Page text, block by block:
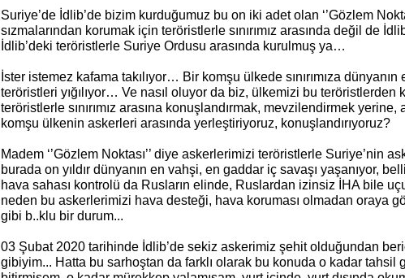
Suriye’de İdlib’de bizim kurduğumuz bu on iki adet olan ‘’Gözlem
sızmalarından korumak için teröristlerle sınırımız arasında değil de
İdlib’deki teröristlerle Suriye Ordusu arasında kurulmuş ya…
İster istemez kafama takılıyor… Bir komşu ülkede sınırımıza dünyanın
teröristleri yığılıyor… Ve nasıl oluyor da biz, ülkemizi bu teröristlerden
teröristlerle sınırımız arasına konuşlandırmak, mevzilendirmek
komşu ülkenin askerleri arasında yerleştiriyoruz, konuşlandırıyoruz?
Madem ‘’Gözlem Noktası’’ diye askerlerimizi teröristlerle Suriye’nin
burada on yıldır dünyanın en vahşi, en gaddar iç savaşı yaşanıyor,
hava sahası kontrolü da Rusların elinde, Ruslardan izinsiz İHA bile
neden bu askerlerimizi hava desteği, hava koruması olmadan oraya
gibi b..klu bir durum...
03 Şubat 2020 tarihinde İdlib’de sekiz askerimiz şehit olduğundan
gibiyim... Hatta bu sarhoştan da farklı olarak bu konuda o kadar tahsil